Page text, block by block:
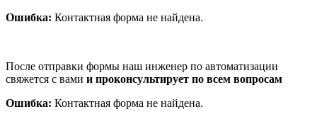
Ошибка: Контактная форма не найдена.
После отправки формы наш инженер по автоматизации
свяжется с вами и проконсультирует по всем вопросам
Ошибка: Контактная форма не найдена.